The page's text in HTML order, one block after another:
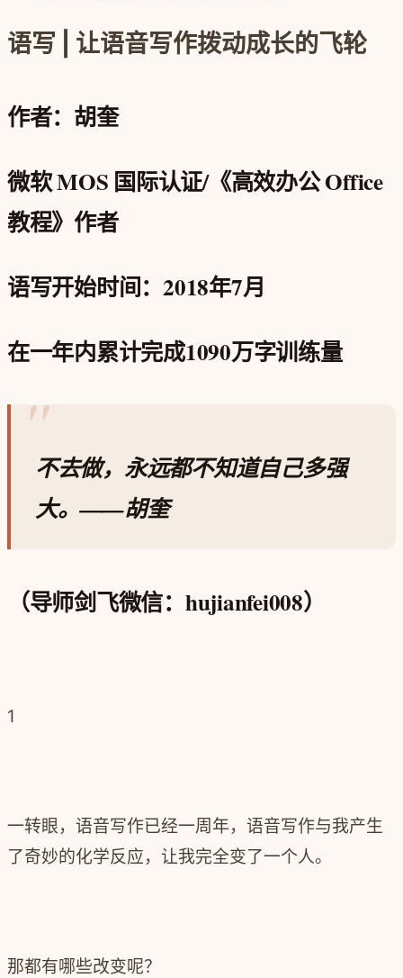
语写 | 让语音写作拨动成长的飞轮
作者：胡奎
微软 MOS 国际认证/《高效办公 Office
教程》作者
语写开始时间：2018年7月
在一年内累计完成1090万字训练量
不去做，永远都不知道自己多强
大。——胡奎
（导师剑飞微信：hujianfei008）
1
一转眼，语音写作已经一周年，语音写作与我产生
了奇妙的化学反应，让我完全变了一个人。
那都有哪些改变呢？